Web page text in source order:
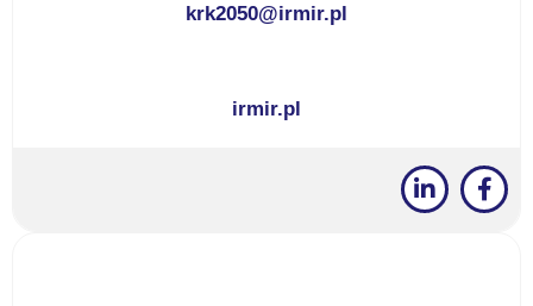
krk2050@irmir.pl
irmir.pl